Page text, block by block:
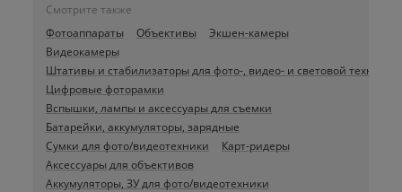
Смотрите также
Фотоаппараты
Объективы
Экшен-камеры
Видеокамеры
Штативы и стабилизаторы для фото-, видео- и световой техники
Цифровые фоторамки
Вспышки, лампы и аксессуары для съемки
Батарейки, аккумуляторы, зарядные
Сумки для фото/видеотехники
Карт-ридеры
Аксессуары для объективов
Аккумуляторы, ЗУ для фото/видеотехники